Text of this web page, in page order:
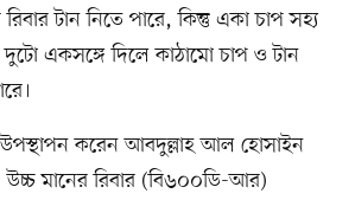
টান নিতে পারে, কিন্তু একা চাপ সহ্য
একসঙ্গে দিলে কাঠামো চাপ ও টান
উপস্থাপন করেন আবদুল্লাহ আল হোসাইন
উচ্চ মানের রিবার (বি৬০০ডি-আর)